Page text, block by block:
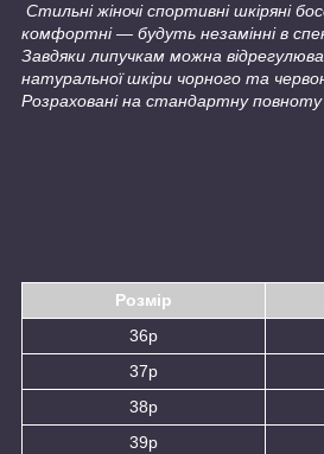
Стильні жіночі спортивні шкіряні
комфортні — будуть незамінні в
Завдяки липучкам можна
натуральної шкіри чорного та
Розраховані на стандартну повноту
Розмір
36р
37р
38р
39р